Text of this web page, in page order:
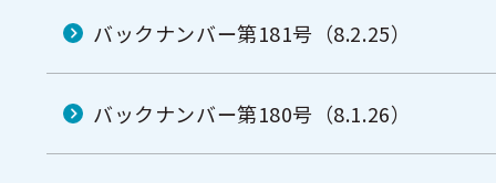
バックナンバー第181号（8.2.25）
バックナンバー第180号（8.1.26）